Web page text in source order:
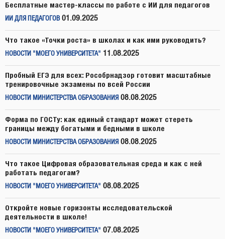
Бесплатные мастер-классы по работе с ИИ для педагогов
ИИ ДЛЯ ПЕДАГОГОВ 01.09.2025
Что такое «Точки роста» в школах и как ими руководить?
НОВОСТИ "МОЕГО УНИВЕРСИТЕТА" 11.08.2025
Пробный ЕГЭ для всех: Рособрнадзор готовит масштабные
тренировочные экзамены по всей России
НОВОСТИ МИНИСТЕРСТВА ОБРАЗОВАНИЯ 08.08.2025
Форма по ГОСТу: как единый стандарт может стереть
границы между богатыми и бедными в школе
НОВОСТИ МИНИСТЕРСТВА ОБРАЗОВАНИЯ 08.08.2025
Что такое Цифровая образовательная среда и как с ней
работать педагогам?
НОВОСТИ "МОЕГО УНИВЕРСИТЕТА" 08.08.2025
Откройте новые горизонты исследовательской
деятельности в школе!
НОВОСТИ "МОЕГО УНИВЕРСИТЕТА" 07.08.2025